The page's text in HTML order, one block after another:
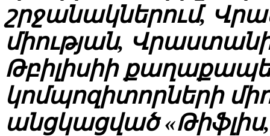
շրջանակներում,
միության, Վրաստանի
Թբիլիսիի
կոմպոզիտորների
անցկացված «Թիֆլիս,